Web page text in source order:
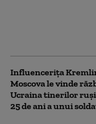
Influencerița
Moscova le vinde
Ucraina tinerilor
25 de ani a unui